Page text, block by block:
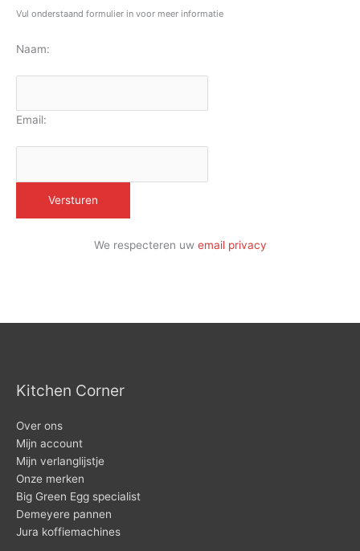
Vul onderstaand formulier in voor meer informatie
Naam:
Email:
We respecteren uw email privacy
Kitchen Corner
Over ons
Mijn account
Mijn verlanglijstje
Onze merken
Big Green Egg specialist
Demeyere pannen
Jura koffiemachines